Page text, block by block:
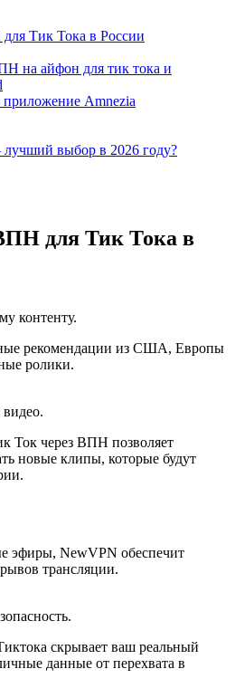
Тик Тока в России
на айфон для тик тока и
приложение Amnezia
выбор в 2026 году?
для Тик Тока в
контенту.
рекомендации из США, Европы
ролики.
Ток через ВПН позволяет
новые клипы, которые будут
эфиры, NewVPN обеспечит
трансляции.
скрывает ваш реальный
данные от перехвата в